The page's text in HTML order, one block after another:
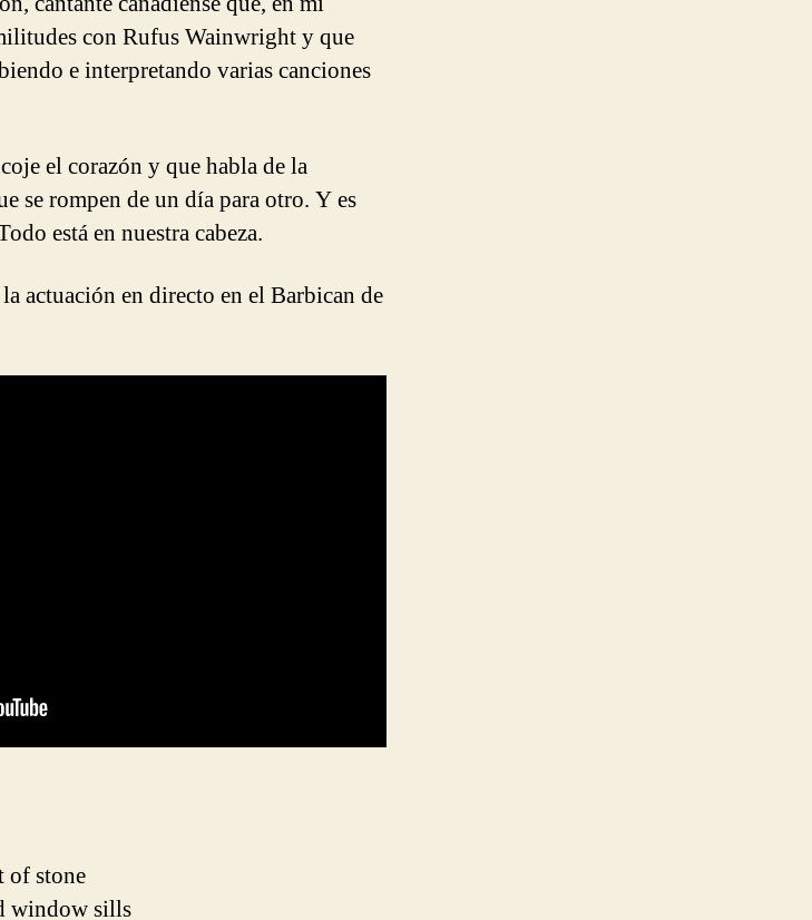
con Rufus Wainwright y que
e interpretando varias canciones
el corazón y que habla de la
se rompen de un día para otro. Y es
está en nuestra cabeza.
actuación en directo en el Barbican de
of stone
window sills